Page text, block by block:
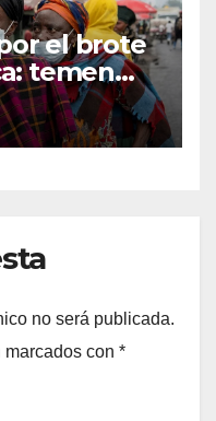
el brote
temen
casos
no será publicada.
marcados con *